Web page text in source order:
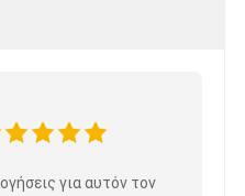
για αυτόν τον